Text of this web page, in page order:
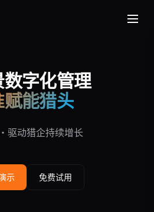
字化管理
赋能猎头
驱动猎企持续增长
示 免费试用